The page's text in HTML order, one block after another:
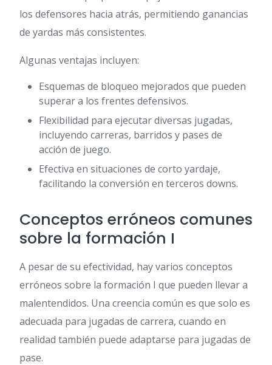
los defensores hacia atrás, permitiendo ganancias
de yardas más consistentes.
Algunas ventajas incluyen:
Esquemas de bloqueo mejorados que pueden
superar a los frentes defensivos.
Flexibilidad para ejecutar diversas jugadas,
incluyendo carreras, barridos y pases de
acción de juego.
Efectiva en situaciones de corto yardaje,
facilitando la conversión en terceros downs.
Conceptos erróneos comunes
sobre la formación I
A pesar de su efectividad, hay varios conceptos
erróneos sobre la formación I que pueden llevar a
malentendidos. Una creencia común es que solo es
adecuada para jugadas de carrera, cuando en
realidad también puede adaptarse para jugadas de
pase.